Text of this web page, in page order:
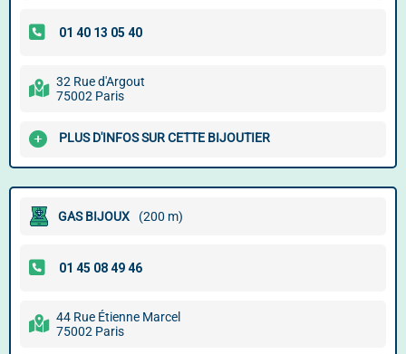
32 Rue d'Argout
75002 Paris
PLUS D'INFOS SUR CETTE BIJOUTIER
GAS BIJOUX (200 m)
44 Rue Étienne Marcel
75002 Paris